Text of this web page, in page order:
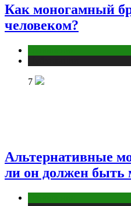
Как моногамный
человеком?
7
Альтернативные
ли он должен